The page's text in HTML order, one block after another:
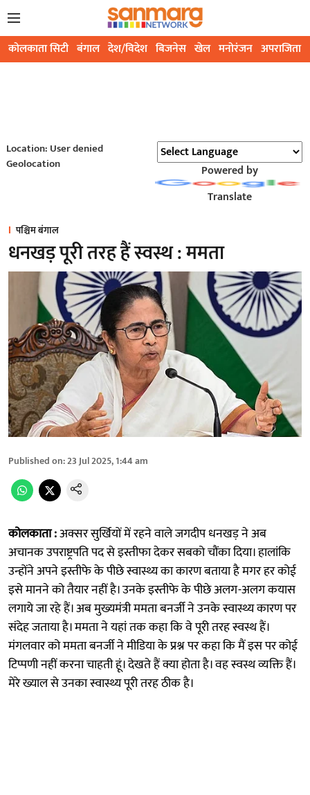
कोलकाता सिटी बंगाल देश/विदेश बिजनेस खेल मनोरंजन अपराजिता
Location: User denied
Geolocation
Powered by
Translate
पश्चिम बंगाल
धनखड़ पूरी तरह हैं स्वस्थ : ममता
Published on:23 Jul 2025, 1:44 am
कोलकाता :अक्सर सुर्खियों में रहने वाले जगदीप धनखड़ ने अब
अचानक उपराष्ट्रपति पद से इस्तीफा देकर सबको चौंका दिया। हालांकि
उन्होंने अपने इस्तीफे के पीछे स्वास्थ्य का कारण बताया है मगर हर कोई
इसे मानने को तैयार नहीं है। उनके इस्तीफे के पीछे अलग-अलग कयास
लगाये जा रहे हैं। अब मुख्यमंत्री ममता बनर्जी ने उनके स्वास्थ्य कारण पर
संदेह जताया है। ममता ने यहां तक कहा कि वे पूरी तरह स्वस्थ हैं।
मंगलवार को ममता बनर्जी ने मीडिया के प्रश्न पर कहा कि मैं इस पर कोई
टिप्पणी नहीं करना चाहती हूं। देखते हैं क्या होता है। वह स्वस्थ व्यक्ति हैं।
मेरे ख्याल से उनका स्वास्थ्य पूरी तरह ठीक है।